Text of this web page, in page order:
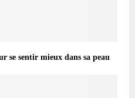
se sentir mieux dans sa peau